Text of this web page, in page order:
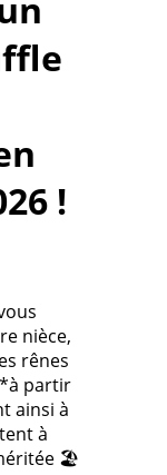
!
nièce,
rênes
partir
ainsi à
à
🏖️